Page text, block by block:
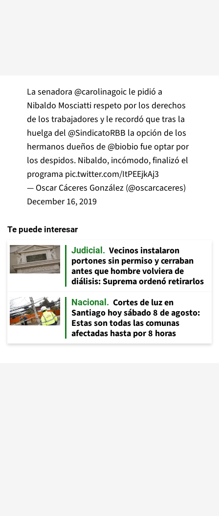
La senadora @carolinagoic le pidió a
Nibaldo Mosciatti respeto por los derechos
de los trabajadores y le recordó que tras la
huelga del @SindicatoRBB la opción de los
hermanos dueños de @biobio fue optar por
los despidos. Nibaldo, incómodo, finalizó el
programa pic.twitter.com/ItPEEjkAj3
— Oscar Cáceres González (@oscarcaceres)
December 16, 2019
Te puede interesar
Judicial
Vecinos instalaron
portones sin permiso y cerraban
antes que hombre volviera de
diálisis: Suprema ordenó retirarlos
Nacional
Cortes de luz en
Santiago hoy sábado 8 de agosto:
Estas son todas las comunas
afectadas hasta por 8 horas